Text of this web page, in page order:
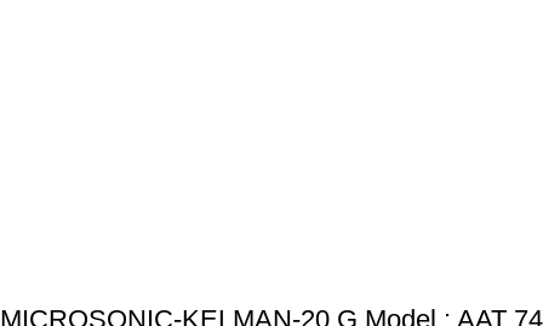
MICROSONIC-KELMAN-20 G Model : AAT